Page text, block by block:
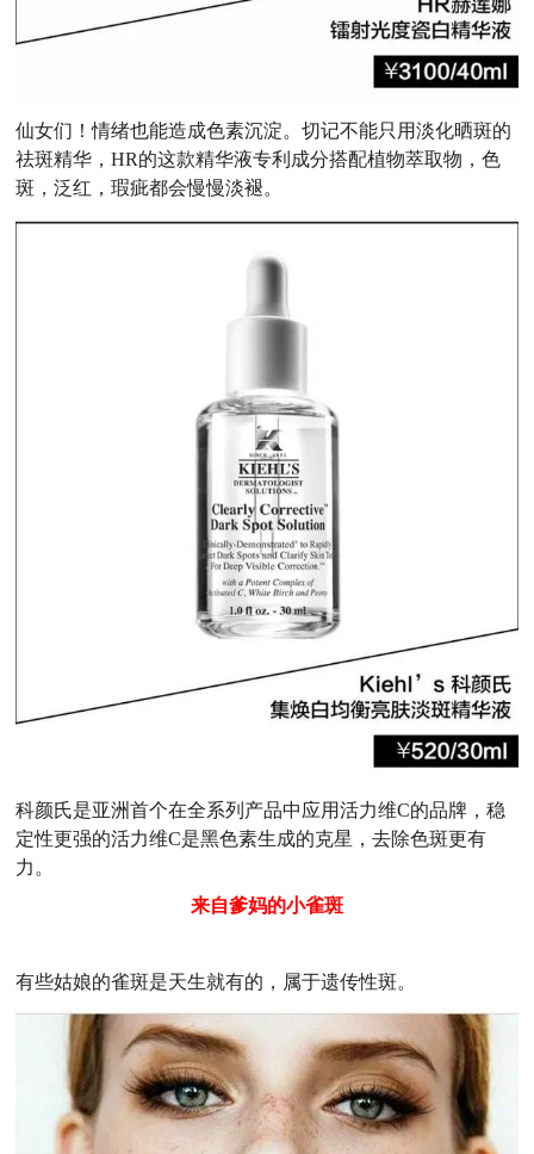
仙女们！情绪也能造成色素沉淀。切记不能只用淡化晒斑的
祛斑精华，HR的这款精华液专利成分搭配植物萃取物，色
斑，泛红，瑕疵都会慢慢淡褪。
科颜氏是亚洲首个在全系列产品中应用活力维C的品牌，稳
定性更强的活力维C是黑色素生成的克星，去除色斑更有
力。
来自爹妈的小雀斑
有些姑娘的雀斑是天生就有的，属于遗传性斑。